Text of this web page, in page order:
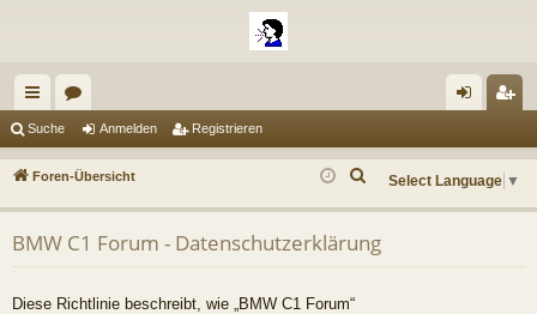
ch
ne
ug
riff
en m
n
ist
n
Suche Anmelden Registrieren
Foren-Übersicht Select Language ▼
h
BMW C1 Forum - Datenschutzerklärung
Diese Richtlinie beschreibt, wie „BMW C1 Forum“